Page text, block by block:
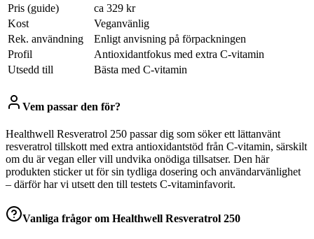
Pris (guide)
ca 329 kr
Kost
Veganvänlig
Rek. användning
Enligt anvisning på förpackningen
Profil
Antioxidantfokus med extra C‑vitamin
Utsedd till
Bästa med C‑vitamin
Vem passar den för?
Healthwell Resveratrol 250 passar dig som söker ett lättanvänt
resveratrol tillskott med extra antioxidantstöd från C-vitamin, särskilt
om du är vegan eller vill undvika onödiga tillsatser. Den här
produkten sticker ut för sin tydliga dosering och användarvänlighet
– därför har vi utsett den till testets C-vitaminfavorit.
Vanliga frågor om Healthwell Resveratrol 250